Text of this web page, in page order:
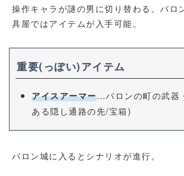
操作キャラが謎の男に切り替わる。バロ
具屋ではアイテムが入手可能。
重要(っぽい)アイテム
アイスアーマー…バロンの町の武器
ある隠し通路の先/宝箱)
バロン城に入るとシナリオが進行。